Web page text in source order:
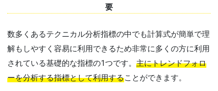
要
数多くあるテクニカル分析指標の中でも計算式が簡単で理
解もしやすく容易に利用できるため非常に多くの方に利用
されている基礎的な指標の1つです。 主にトレンドフォロ
ーを分析する指標として利用することができます。